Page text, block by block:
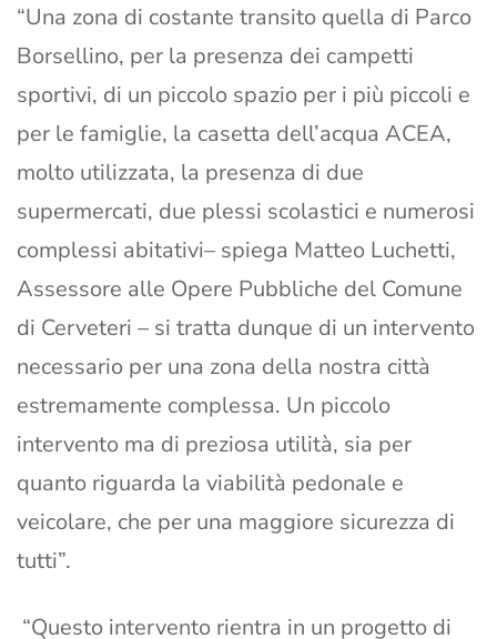
“Una zona di costante transito quella di Parco
Borsellino, per la presenza dei campetti
sportivi, di un piccolo spazio per i più piccoli e
per le famiglie, la casetta dell’acqua ACEA,
molto utilizzata, la presenza di due
supermercati, due plessi scolastici e numerosi
complessi abitativi– spiega Matteo Luchetti,
Assessore alle Opere Pubbliche del Comune
di Cerveteri – si tratta dunque di un intervento
necessario per una zona della nostra città
estremamente complessa. Un piccolo
intervento ma di preziosa utilità, sia per
quanto riguarda la viabilità pedonale e
veicolare, che per una maggiore sicurezza di
tutti”.
“Questo intervento rientra in un progetto di